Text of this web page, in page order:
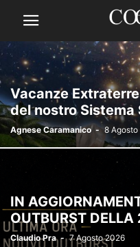
Vacanze
del nostro Sistema
Agnese Caramanico - 8
IN
OUTBURST
Claudio Pra - 7 Agosto 2026